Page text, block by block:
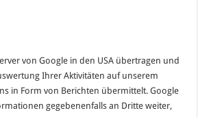
von Google in den USA übertragen und
Ihrer Aktivitäten auf unserem
in Form von Berichten übermittelt. Google
gegebenenfalls an Dritte weiter,